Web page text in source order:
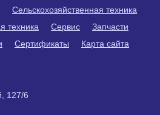
Сельскохозяйственная техника
техника
Сервис
Запчасти
Сертификаты Карта сайта
127/6